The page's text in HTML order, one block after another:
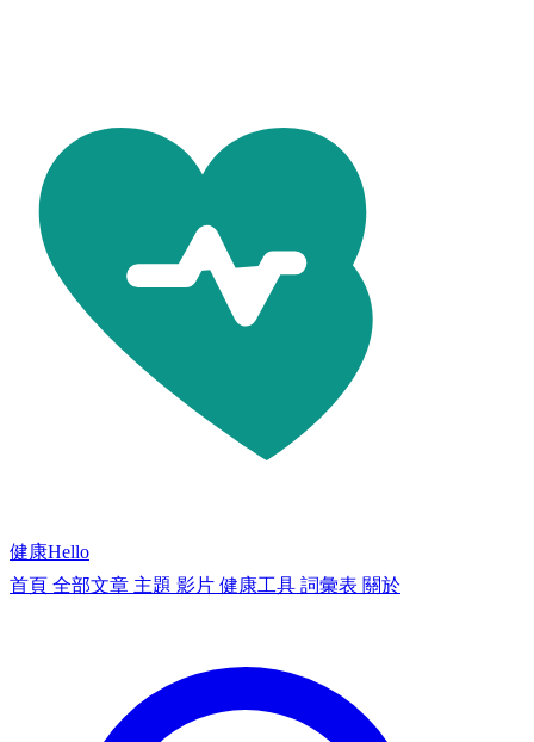
健康Hello
首頁 全部文章 主題 影片 健康工具 詞彙表 關於